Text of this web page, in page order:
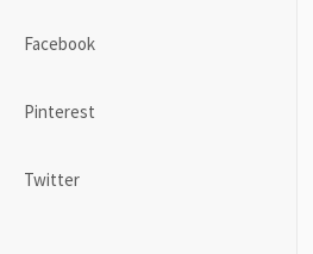
Facebook
Pinterest
Twitter